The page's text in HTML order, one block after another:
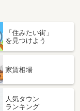
市町
「住みたい街」
を見つけよう
家賃相場
人気タウン
ランキング